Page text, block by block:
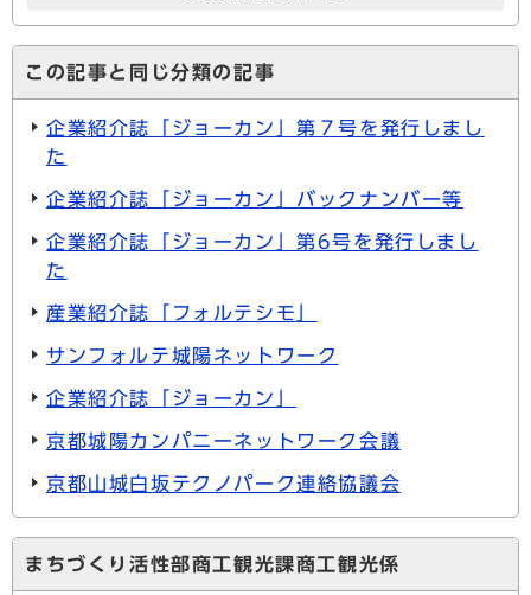
この記事と同じ分類の記事
企業紹介誌「ジョーカン」第７号を発行しまし
た
企業紹介誌「ジョーカン」バックナンバー等
企業紹介誌「ジョーカン」第6号を発行しまし
た
産業紹介誌「フォルテシモ」
サンフォルテ城陽ネットワーク
企業紹介誌「ジョーカン」
京都城陽カンパニーネットワーク会議
京都山城白坂テクノパーク連絡協議会
まちづくり活性部商工観光課商工観光係